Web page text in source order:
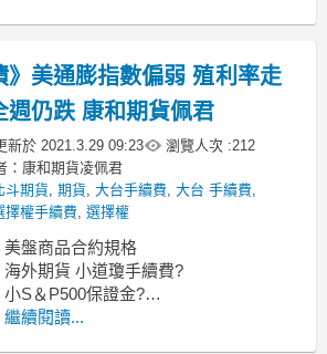
手續費
----------------------------------------------
MoneyDJ新聞
》美通膨指數偏弱 殖利率走
週仍跌 康和期貨佩君
新於 2021.3.29 09:23 瀏覽人次 :212
：康和期貨凌佩君
斗期貨,期貨,大台手續費,大台 手續費,
擇權手續費,選擇權
美盤商品合約規格
海外期貨 小道瓊手續費?
小S＆P500保證金?
海外期貨 小那斯達克指數期貨?
繼續閱讀...